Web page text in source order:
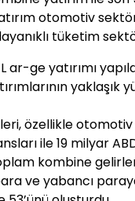
otomotiv
tüketim
ar-ge yatırımı
yaklaşık
özellikle
ile 19 milyar
kombine
ve yabancı